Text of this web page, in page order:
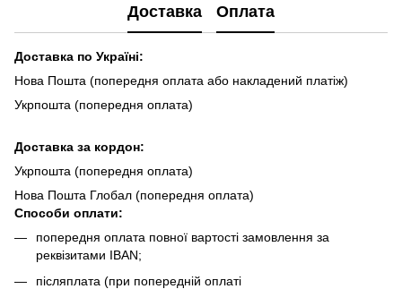
Доставка Оплата
Доставка по Україні:
Нова Пошта (попередня оплата або накладений платіж)
Укрпошта (попередня оплата)
Доставка за кордон:
Укрпошта (попередня оплата)
Нова Пошта Глобал (попередня оплата)
Способи оплати:
попередня оплата повної вартості замовлення за
реквізитами IBAN;
післяплата (при попередній оплаті